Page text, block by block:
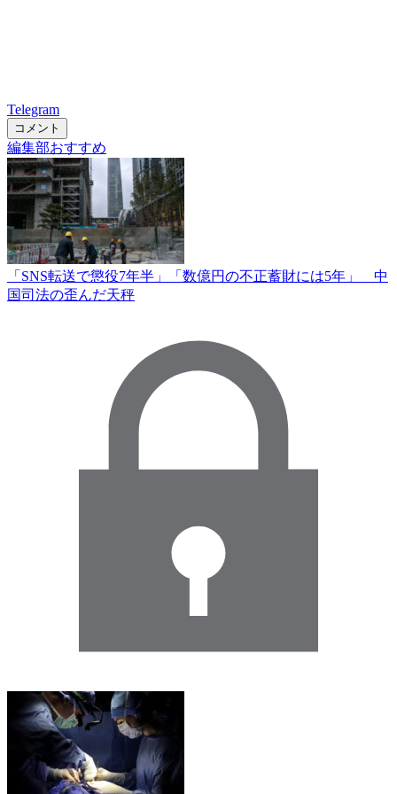
Telegram
コメント
編集部おすすめ
「SNS転送で懲役7年半」「数億円の不正蓄財には5年」 中
国司法の歪んだ天秤